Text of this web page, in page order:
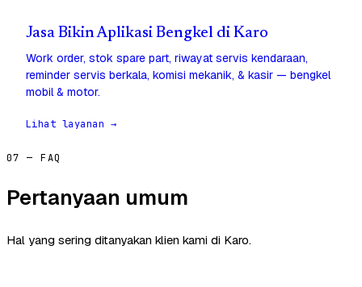
Jasa Bikin Aplikasi Bengkel di Karo
Work order, stok spare part, riwayat servis kendaraan,
reminder servis berkala, komisi mekanik, & kasir — bengkel
mobil & motor.
Lihat layanan →
07 — FAQ
Pertanyaan umum
Hal yang sering ditanyakan klien kami di Karo.